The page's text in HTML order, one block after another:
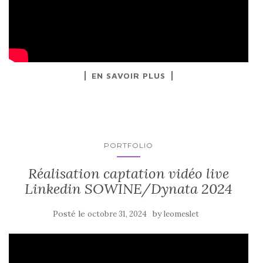
EN SAVOIR PLUS
PORTFOLIO
Réalisation captation vidéo live
Linkedin SOWINE/Dynata 2024
Posté le octobre 31, 2024 byleomeslet